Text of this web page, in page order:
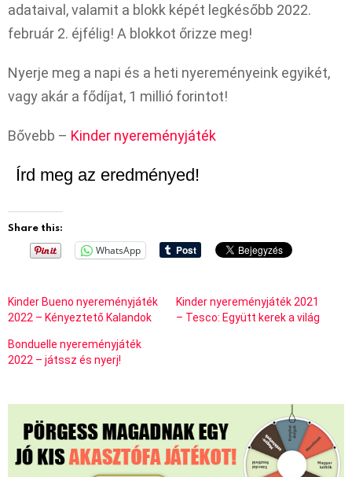
adataival, valamit a blokk képét legkésőbb 2022.
február 2. éjfélig! A blokkot őrizze meg!
Nyerje meg a napi és a heti nyereményeink egyikét,
vagy akár a fődíjat, 1 millió forintot!
Bővebb – Kinder nyereményjáték
Írd meg az eredményed!
Share this:
WhatsApp
Kinder Bueno nyereményjáték
2022 – Kényeztető Kalandok
Kinder nyereményjáték 2021
– Tesco: Együtt kerek a világ
Bonduelle nyereményjáték
2022 – játssz és nyerj!